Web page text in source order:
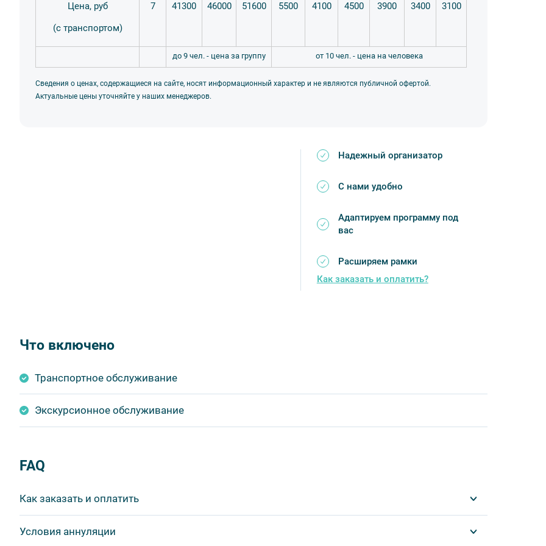
Цена, руб
(с транспортом)
7 41300 46000 51600 5500 4100 4500 3900 3400 3100
до 9 чел. - цена за группу от 10 чел. - цена на человека
Сведения о ценах, содержащиеся на сайте, носят информационный характер и не являются публичной офертой.
Актуальные цены уточняйте у наших менеджеров.
Надежный организатор
С нами удобно
Адаптируем программу под
вас
Расширяем рамки
Как заказать и оплатить?
Что включено
Транспортное обслуживание
Экскурсионное обслуживание
FAQ
Как заказать и оплатить
1 шаг: отправить заявку.
Условия аннуляции